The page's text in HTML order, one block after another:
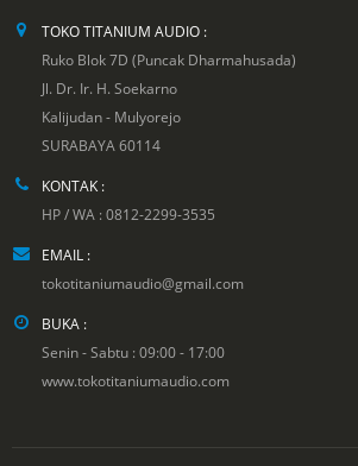
TOKO TITANIUM AUDIO :
Ruko Blok 7D (Puncak Dharmahusada)
Jl. Dr. Ir. H. Soekarno
Kalijudan - Mulyorejo
SURABAYA 60114
KONTAK :
HP / WA : 0812-2299-3535
EMAIL :
tokotitaniumaudio@gmail.com
BUKA :
Senin - Sabtu : 09:00 - 17:00
www.tokotitaniumaudio.com